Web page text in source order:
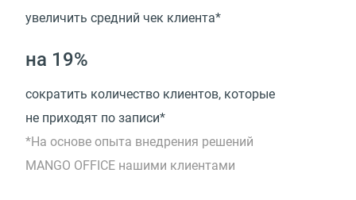
увеличить средний чек клиента*
на 19%
сократить количество клиентов, которые
не приходят по записи*
*На основе опыта внедрения решений
MANGO OFFICE нашими клиентами